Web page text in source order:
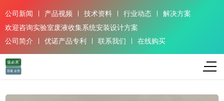
公司新闻 产品视频 技术资料 行业动态
解决方案
欢迎咨询实验室废液收集系统安装设计方案
公司简介
优诺产品专利 联系我们 在线购买